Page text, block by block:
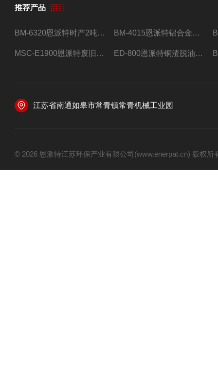
推荐产品
BM-6320恩派特时产2吨合金钢屑压饼机 BM-4015恩派特铝合金屑压饼机 脱油效果好
MSC-E1900恩派特废旧锂电池极片破碎处理设备 ED-800恩派特铜渣脱油机废铜屑铝屑甩油机
江苏省南通如皋市常青镇常青机械工业园
© 2026 恩派特江苏环保产业有限公司(www.enerpat.cn) 版权